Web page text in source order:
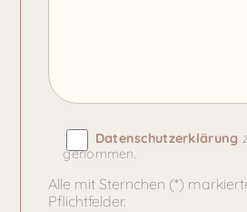
Datenschutzerklärung
genommen.
Alle mit Sternchen (*)
Pflichtfelder.